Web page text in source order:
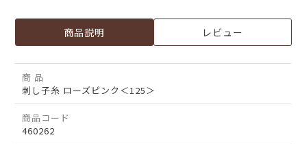
商品説明 レビュー
商 品
刺し子糸 ローズピンク＜125＞
商品コード
460262